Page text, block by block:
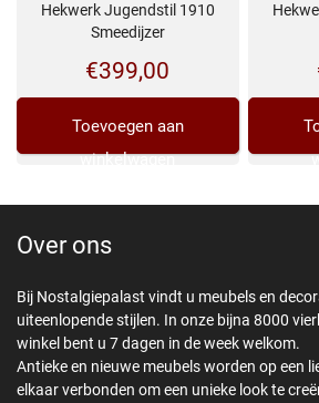
Hekwerk Jugendstil 1910
Smeedijzer
€399,00
Toevoegen aan
winkelwagen
Over ons
Bij Nostalgiepalast vindt u meubels en
uiteenlopende stijlen. In onze bijna 8000
winkel bent u 7 dagen in de week welkom.
Antieke en nieuwe meubels worden op een
elkaar verbonden om een unieke look te